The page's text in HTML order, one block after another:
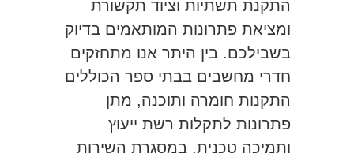
התקנת תשתיות וציוד תקשורת
ומציאת פתרונות המותאמים בדיוק
בשבילכם. בין היתר אנו מתחזקים
חדרי מחשבים בבתי ספר הכוללים
התקנות חומרה ותוכנה, מתן
פתרונות לתקלות רשת ייעוץ
ותמיכה טכנית. במסגרת השירות